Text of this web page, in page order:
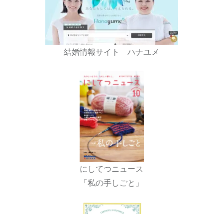
結婚情報サイト ハナユメ
にしてつニュース
「私の手しごと」